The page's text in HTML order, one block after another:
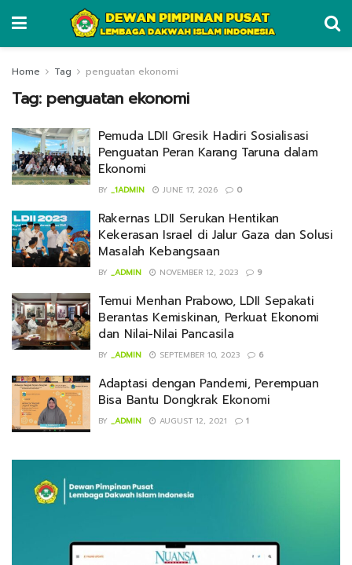
Home Tag penguatan ekonomi
Tag: penguatan ekonomi
Pemuda LDII Gresik Hadiri Sosialisasi
Penguatan Peran Karang Taruna dalam
Ekonomi
BY _1ADMIN JUNE 17, 2026 0
Rakernas LDII Serukan Hentikan
Kekerasan Israel di Jalur Gaza dan Solusi
Masalah Kebangsaan
BY _ADMIN NOVEMBER 12, 2023 9
Temui Menhan Prabowo, LDII Sepakati
Berantas Kemiskinan, Perkuat Ekonomi
dan Nilai-Nilai Pancasila
BY _ADMIN SEPTEMBER 10, 2023 6
Adaptasi dengan Pandemi, Perempuan
Bisa Bantu Dongkrak Ekonomi
BY _ADMIN AUGUST 12, 2021 1